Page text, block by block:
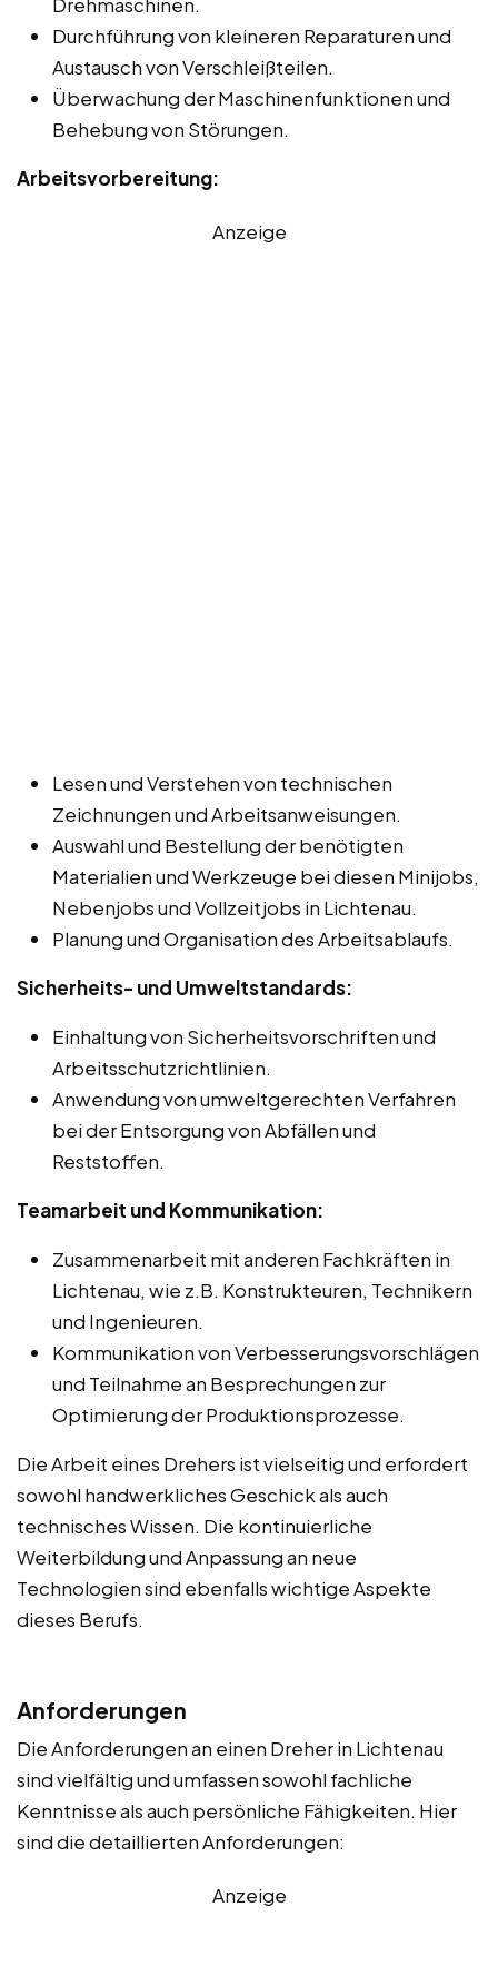
Durchführung von kleineren Reparaturen und
Austausch von Verschleißteilen.
Überwachung der Maschinenfunktionen und
Behebung von Störungen.
Arbeitsvorbereitung:
Anzeige
Lesen und Verstehen von technischen
Zeichnungen und Arbeitsanweisungen.
Auswahl und Bestellung der benötigten
Materialien und Werkzeuge bei diesen Minijobs,
Nebenjobs und Vollzeitjobs in Lichtenau.
Planung und Organisation des Arbeitsablaufs.
Sicherheits- und Umweltstandards:
Einhaltung von Sicherheitsvorschriften und
Arbeitsschutzrichtlinien.
Anwendung von umweltgerechten Verfahren
bei der Entsorgung von Abfällen und
Reststoffen.
Teamarbeit und Kommunikation:
Zusammenarbeit mit anderen Fachkräften in
Lichtenau, wie z.B. Konstrukteuren, Technikern
und Ingenieuren.
Kommunikation von Verbesserungsvorschlägen
und Teilnahme an Besprechungen zur
Optimierung der Produktionsprozesse.
Die Arbeit eines Drehers ist vielseitig und erfordert
sowohl handwerkliches Geschick als auch
technisches Wissen. Die kontinuierliche
Weiterbildung und Anpassung an neue
Technologien sind ebenfalls wichtige Aspekte
dieses Berufs.
Anforderungen
Die Anforderungen an einen Dreher in Lichtenau
sind vielfältig und umfassen sowohl fachliche
Kenntnisse als auch persönliche Fähigkeiten. Hier
sind die detaillierten Anforderungen:
Anzeige